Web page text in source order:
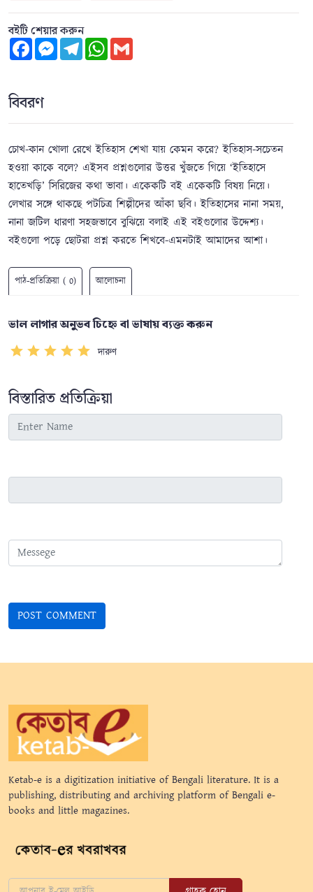
বইটি শেয়ার করুন
FacebookMessengerTelegramWhatsApp
বিবরণ
চোখ-কান খোলা রেখে ইতিহাস শেখা যায় কেমন করে? ইতিহাস-সচেতন
হওয়া কাকে বলে? এইসব প্রশ্নগুলোর উত্তর খুঁজতে গিয়ে ‘ইতিহাসে
হাতেখড়ি’ সিরিজের কথা ভাবা। একেকটি বই একেকটি বিষয় নিয়ে।
লেখার সঙ্গে থাকছে পটচিত্র শিল্পীদের আঁকা ছবি। ইতিহাসের নানা সময়,
নানা জটিল ধারণা সহজভাবে বুঝিয়ে বলাই এই বইগুলোর উদ্দেশ্য।
বইগুলো পড়ে ছোটরা প্রশ্ন করতে শিখবে-এমনটাই আমাদের আশা।
পাঠ-প্রতিক্রিয়া ( 0) আলোচনা
ভাল লাগার অনুভব চিহ্নে বা ভাষায় ব্যক্ত করুন
দারুণ
বিস্তারিত প্রতিক্রিয়া
Ketab-e is a digitization initiative of Bengali literature. It is a
publishing, distributing and archiving platform of Bengali e-
books and little magazines.